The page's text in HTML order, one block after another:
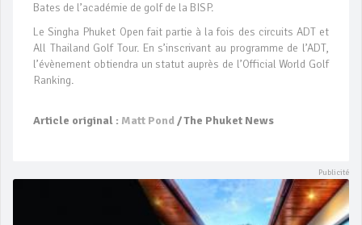
Bates de l’académie de golf de la BISP.
Le Singha Phuket Open fait partie à la fois des circuits ADT et
All Thailand Golf Tour. En s’inscrivant au programme de l’ADT,
l’évènement obtiendra un statut auprès de l’Official World Golf
Ranking.
Article original : Matt Pond / The Phuket News